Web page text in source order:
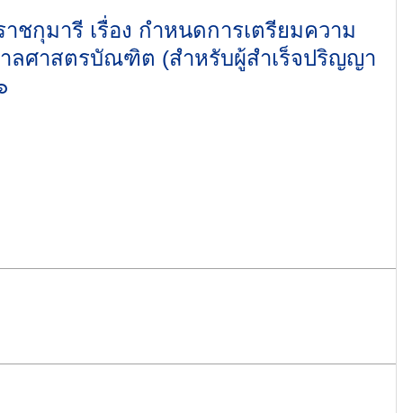
ชกุมารี เรื่อง กำหนดการเตรียมความ
ลศาสตรบัณฑิต (สำหรับผู้สำเร็จปริญญา